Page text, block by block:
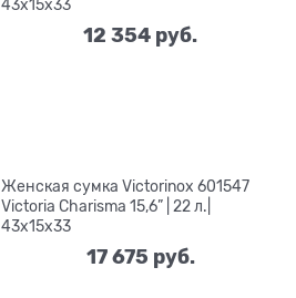
43x15x33
12 354 руб.
Женская сумка Victorinox 601547
Victoria Charisma 15,6” | 22 л.|
43x15x33
17 675 руб.